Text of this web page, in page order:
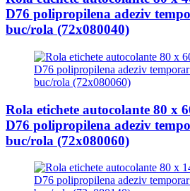
D76 polipropilena adeziv
buc/rola (72x080040)
Rola etichete autocolante 80 x
D76 polipropilena adeziv
buc/rola (72x080060)